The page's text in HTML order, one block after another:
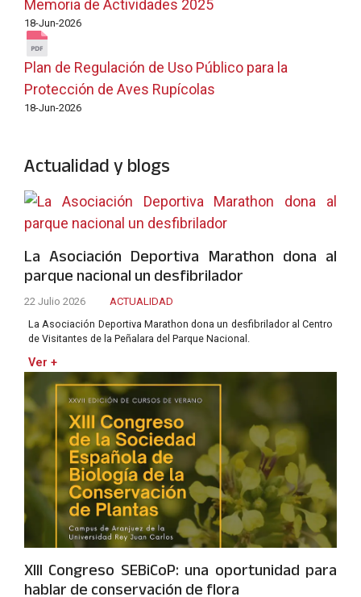
Memoria de Actividades 2025
18-Jun-2026
Plan de Regulación de Uso Público para la
Protección de Aves Rupícolas
18-Jun-2026
Actualidad y blogs
La Asociación Deportiva Marathon dona al
parque nacional un desfibrilador
22 Julio 2026
ACTUALIDAD
La Asociación Deportiva Marathon dona un desfibrilador al Centro
de Visitantes de la Peñalara del Parque Nacional.
Ver +
XIII Congreso SEBiCoP: una oportunidad para
hablar de conservación de flora